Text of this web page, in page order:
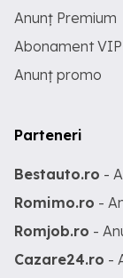
Anunț Premium
Abonament VIP
Anunț promo
Parteneri
Bestauto.ro -
Romimo.ro -
Romjob.ro -
Cazare24.ro -